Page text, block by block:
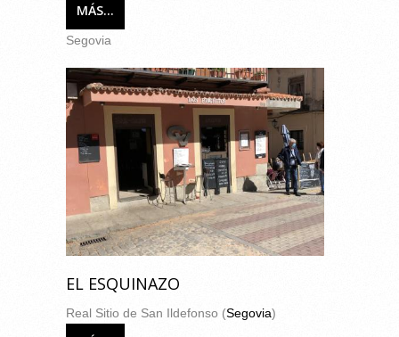
MÁS...
Segovia
EL ESQUINAZO
Real Sitio de San Ildefonso (Segovia)